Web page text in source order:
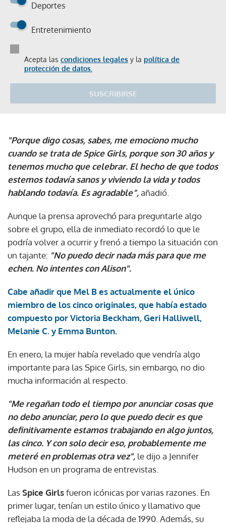
Deportes
Entretenimiento
Acepta las condiciones legales y la política de
protección de datos.
SUSCRIBIRSE
"Porque digo cosas, sabes, me emociono mucho
cuando se trata de Spice Girls, porque son 30 años y
tenemos mucho que celebrar. El hecho de que todos
estemos todavía sanos y viviendo la vida y todos
hablando todavía. Es agradable”,añadió.
Aunque la prensa aprovechó para preguntarle algo
sobre el grupo, ella de inmediato recordó lo que le
podría volver a ocurrir y frenó a tiempo la situación con
un tajante: "No puedo decir nada más para que me
echen. No intentes con Alison".
Cabe añadir que Mel B es actualmente el único
miembro de los cinco originales, que había estado
compuesto por Victoria Beckham, Geri Halliwell,
Melanie C. y Emma Bunton.
En enero, la mujer había revelado que vendría algo
importante para las Spice Girls, sin embargo, no dio
mucha información al respecto.
"Me regañan todo el tiempo por anunciar cosas que
no debo anunciar, pero lo que puedo decir es que
definitivamente estamos trabajando en algo juntos,
las cinco. Y con solo decir eso, probablemente me
meteré en problemas otra vez", le dijo a Jennifer
Hudson en un programa de entrevistas.
LasSpice Girlsfueron icónicas por varias razones. En
primer lugar, tenían un estilo único y llamativo que
reflejaba la moda de la década de 1990. Además, su